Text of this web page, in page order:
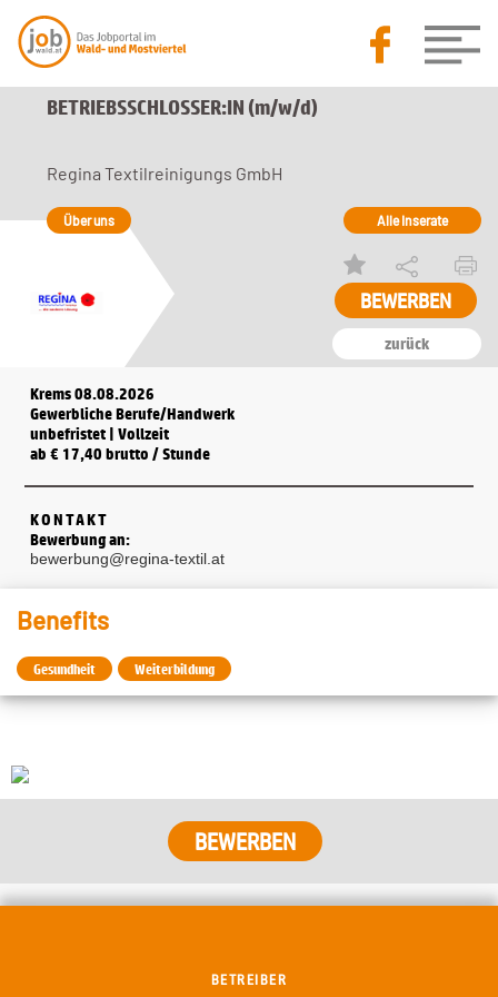
BETRIEBSSCHLOSSER:IN (m/w/d)
zurück
Regina Textilreinigungs GmbH
Über uns Alle Inserate
BEWERBEN
Krems 08.08.2026
Gewerbliche Berufe/Handwerk
unbefristet | Vollzeit
ab € 17,40 brutto / Stunde
KONTAKT
Bewerbung an:
bewerbung@regina-textil.at
Benefits
Gesundheit Weiterbildung
BEWERBEN
BETREIBER